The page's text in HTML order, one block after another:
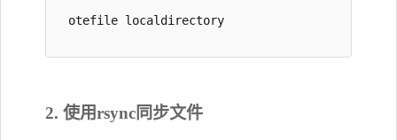
otefile localdirectory
2. 使用rsync同步文件